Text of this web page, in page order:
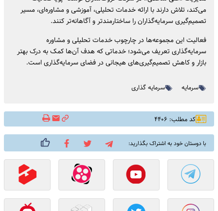
می‌کند، تلاش دارند با ارائه خدمات تحلیلی، آموزشی و مشاوره‌ای، مسیر
تصمیم‌گیری سرمایه‌گذاران را ساختارمندتر و آگاهانه‌تر کنند.
فعالیت این مجموعه‌ها در چارچوب خدمات تحلیلی و مشاوره
سرمایه‌گذاری تعریف می‌شود؛ خدماتی که هدف آن‌ها کمک به درک بهتر
بازار و کاهش تصمیم‌گیری‌های هیجانی در فضای سرمایه‌گذاری است.
سرمایه سرمایه گذاری
کد مطلب: ۴۴۰۶
با دوستان خود به اشتراک بگذارید: